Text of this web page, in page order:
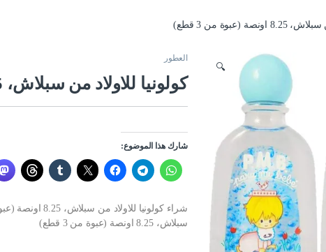
(عبوة من 3 قطع)
🔍
العطور
كولونيا للاولاد من سبلاش، 8.25 اونصة (عبوة من 3 قطع)
شارك هذا الموضوع:
سبلاش، 8.25 اونصة (عبوة من 3 قطع)